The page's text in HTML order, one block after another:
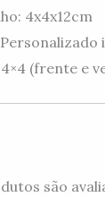
4x4x12cm
(frente e
são